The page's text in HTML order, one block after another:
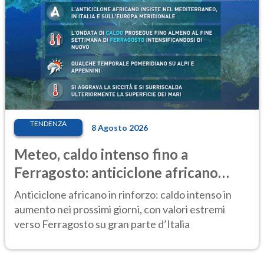
TENDENZA 8 Agosto 2026
Meteo, caldo intenso fino a
Ferragosto: anticiclone africano
ancora protagonista
Anticiclone africano in rinforzo: caldo intenso in
aumento nei prossimi giorni, con valori estremi
verso Ferragosto su gran parte d’Italia